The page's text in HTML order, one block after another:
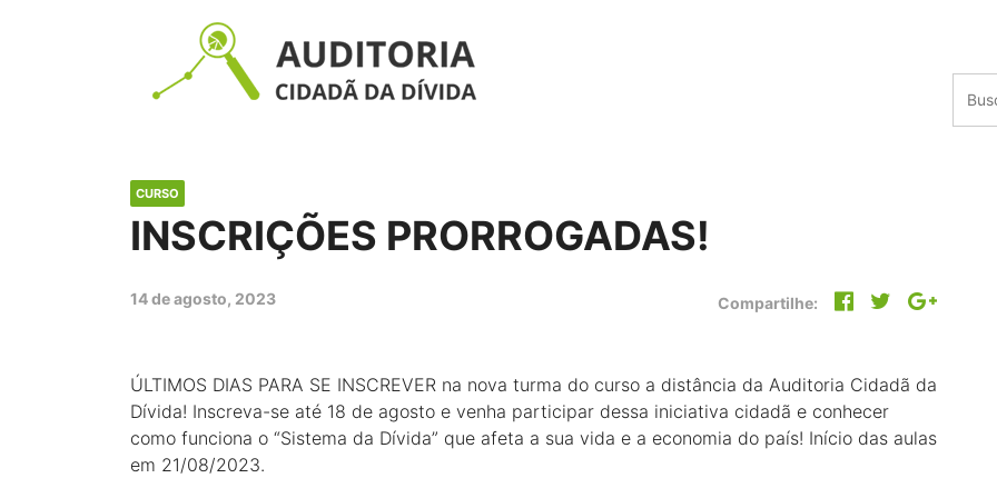
CURSO
INSCRIÇÕES PRORROGADAS!
14 de agosto, 2023 Compartilhe:
ÚLTIMOS DIAS PARA SE INSCREVER na nova turma do curso a distância da Auditoria Cidadã da
Dívida! Inscreva-se até 18 de agosto e venha participar dessa iniciativa cidadã e conhecer
como funciona o “Sistema da Dívida” que afeta a sua vida e a economia do país! Início das aulas
em 21/08/2023.